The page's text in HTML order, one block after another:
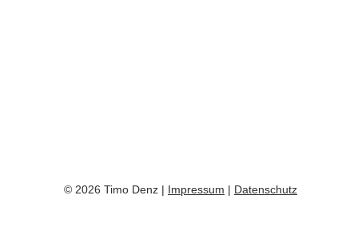
© 2026 Timo Denz | Impressum | Datenschutz